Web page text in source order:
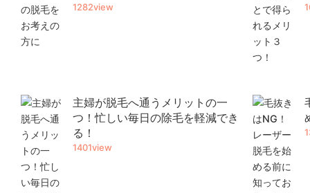
1282view
主婦が脱毛へ通うメリットの一
つ！忙しい毎日の除毛を軽減でき
る！
1401view